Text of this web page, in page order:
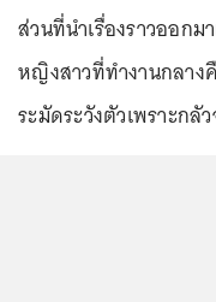
ส่วนที่นำเรื่องราวออก
หญิงสาวที่ทำงานกลาง
ระมัดระวังตัวเพราะก